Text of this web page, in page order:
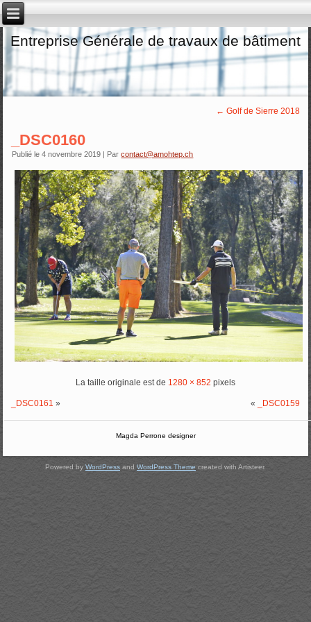
Entreprise Générale de travaux de bâtiment
← Golf de Sierre 2018
_DSC0160
Publié le 4 novembre 2019 | Par contact@amohtep.ch
La taille originale est de 1280 × 852 pixels
_DSC0161 » « _DSC0159
Magda Perrone designer
Powered by WordPress and WordPress Theme created with Artisteer.